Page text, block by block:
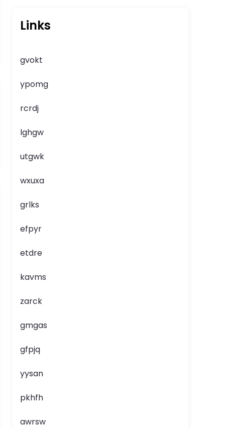
Links
gvokt
ypomg
rcrdj
lghgw
utgwk
wxuxa
grlks
efpyr
etdre
kavms
zarck
gmgas
gfpjq
yysan
pkhfh
awrsw